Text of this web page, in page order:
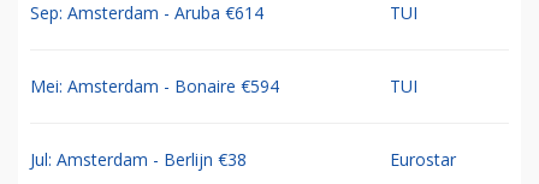
Sep: Amsterdam - Aruba €614 TUI
Mei: Amsterdam - Bonaire €594 TUI
Jul: Amsterdam - Berlijn €38 Eurostar